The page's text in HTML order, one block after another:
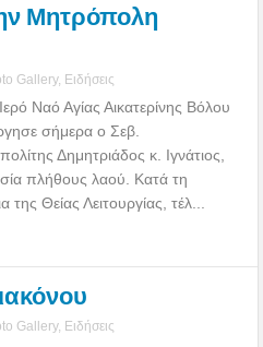
Μητρόπολη
Gallery, Ειδήσεις
Ναό Αγίας Αικατερίνης Βόλου
σήμερα ο Σεβ.
Δημητριάδος κ. Ιγνάτιος,
πλήθους λαού. Κατά τη
της Θείας Λειτουργίας, τέλ...
Gallery, Ειδήσεις